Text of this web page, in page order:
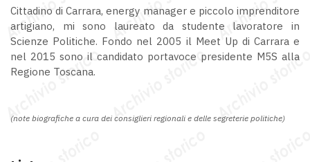
Cittadino di Carrara, energy manager e piccolo imprenditore
artigiano, mi sono laureato da studente lavoratore in
Scienze Politiche. Fondo nel 2005 il Meet Up di Carrara e
nel 2015 sono il candidato portavoce presidente M5S alla
Regione Toscana.
(note biografiche a cura dei consiglieri regionali e delle segreterie politiche)